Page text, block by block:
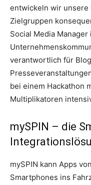
entwickeln wir unsere
Zielgruppen
Social Media Manager
verantwortlich für
bei einem Hackathon
Multiplikatoren
mySPIN – die
mySPIN kann Apps
Smartphones ins